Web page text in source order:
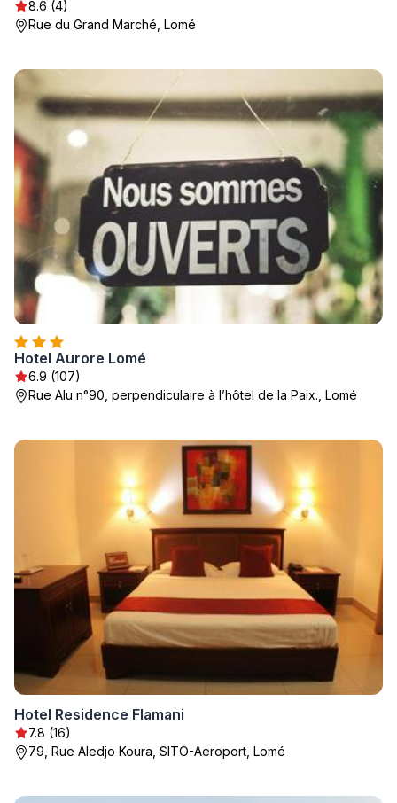
8.6 (4)
Rue du Grand Marché, Lomé
Hotel Aurore Lomé
6.9 (107)
Rue Alu n°90, perpendiculaire à l’hôtel de la Paix., Lomé
Hotel Residence Flamani
7.8 (16)
79, Rue Aledjo Koura, SITO-Aeroport, Lomé